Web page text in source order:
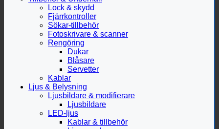
Lock & skydd
Fjärrkontroller
Sökar-tillbehör
Fotoskrivare & scanner
Rengöring
Dukar
Blåsare
Servetter
Kablar
Ljus & Belysning
Ljusbildare & modifierare
Ljusbildare
LED-ljus
Kablar & tillbehör